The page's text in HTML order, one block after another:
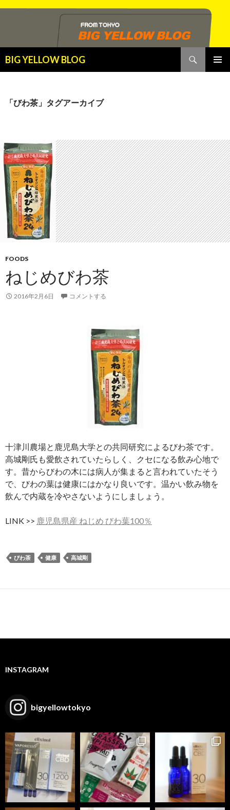
BIG YELLOW BLOG
索
ン
キ
ッ
プ
「びわ茶」タグアーカイブ
FOODS
ねじめびわ茶
2016年2月6日 コメントする
十津川農場と鹿児島大学との共同研究によるびわ茶です。
高城剛氏も愛飲されていたらしく、クセになる飲み心地で
す。昔からびわの木には病人が集まると言われていたそう
で、びわの葉は健康にはかなり良いです。温かい飲み物を
飲んで内蔵を冷やさないようにしましょう。
LINK >> 鹿児島県産 ねじめ びわ葉100％
びわ茶 健康 高城剛
INSTAGRAM
bigyellowtokyo